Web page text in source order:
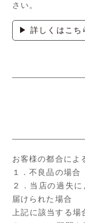
さい。
▶ 詳しくはこち
お客様の都合によ
１．不良品の場合
２．当店の過失
届けられた場合
上記に該当する